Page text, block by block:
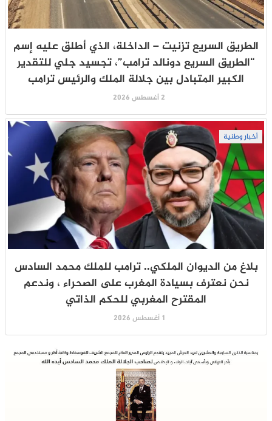
الطريق السريع تزنيت – الداخلة، الذي أطلق عليه إسم
“الطريق السريع دونالد ترامب”، تجسيد جلي للتقدير
الكبير المتبادل بين جلالة الملك والرئيس ترامب
2 أغسطس 2026
أخبار وطنية
بلاغ من الديوان الملكي.. ترامب للملك محمد السادس
نحن نعترف بسيادة المغرب على الصحراء ، وندعم
المقترح المغربي للحكم الذاتي
1 أغسطس 2026